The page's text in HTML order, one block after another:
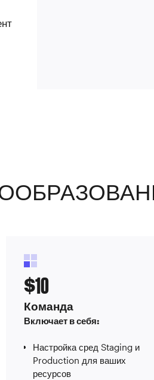
$10
Команда
Включает в себя:
Настройка сред Staging и
Production для ваших
ресурсов